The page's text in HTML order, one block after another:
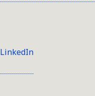
LinkedIn